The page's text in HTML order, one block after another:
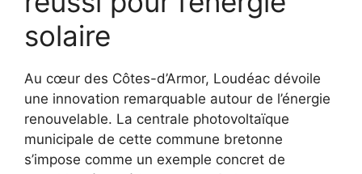
solaire
Au cœur des Côtes-d’Armor, Loudéac dévoile
une innovation remarquable autour de l’énergie
renouvelable. La centrale photovoltaïque
municipale de cette commune bretonne
s’impose comme un exemple concret de